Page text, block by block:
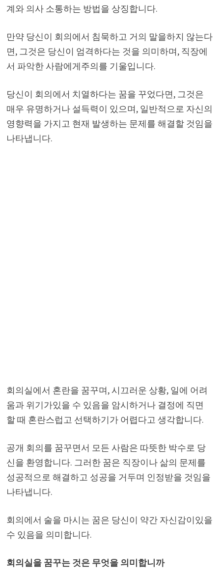
계와 의사 소통하는 방법을 상징합니다.
만약 당신이 회의에서 침묵하고 거의 말을하지 않는다
면, 그것은 당신이 엄격하다는 것을 의미하며, 직장에
서 파악한 사람에게주의를 기울입니다.
당신이 회의에서 치열하다는 꿈을 꾸었다면, 그것은
매우 유명하거나 설득력이 있으며, 일반적으로 자신의
영향력을 가지고 현재 발생하는 문제를 해결할 것임을
나타냅니다.
회의실에서 혼란을 꿈꾸며, 시끄러운 상황, 일에 어려
움과 위기가있을 수 있음을 암시하거나 결정에 직면
할 때 혼란스럽고 선택하기가 어렵다고 생각합니다.
공개 회의를 꿈꾸면서 모든 사람은 따뜻한 박수로 당
신을 환영합니다. 그러한 꿈은 직장이나 삶의 문제를
성공적으로 해결하고 성공을 거두며 인정받을 것임을
나타냅니다.
회의에서 술을 마시는 꿈은 당신이 약간 자신감이있을
수 있음을 의미합니다.
회의실을 꿈꾸는 것은 무엇을 의미합니까